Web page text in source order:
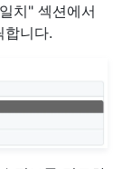
치" 섹션에서
합니다.